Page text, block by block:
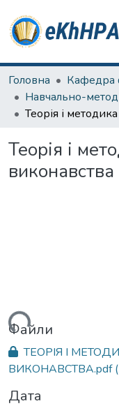
Головна
Кафедра
Теорія і
виконавства
Файли
ТЕОРІЯ І
ВИКОНАВСТВА.pdf
Дата